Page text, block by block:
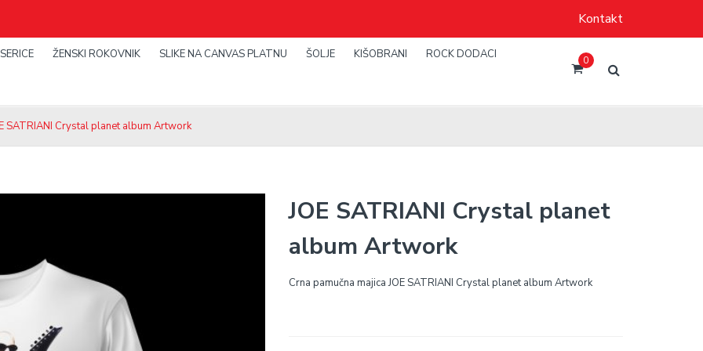
Kontakt
ŽENSKI ROKOVNIK SLIKE NA CANVAS PLATNU ŠOLJE KIŠOBRANI ROCK DODACI 0
SATRIANI Crystal planet album Artwork
JOE SATRIANI Crystal planet
album Artwork
Crna pamučna majica JOE SATRIANI Crystal planet album Artwork